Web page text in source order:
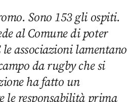
Sono 153 gli ospiti.
al Comune di poter
associazioni lamentano
da rugby che si
ha fatto un
le responsabilità prima